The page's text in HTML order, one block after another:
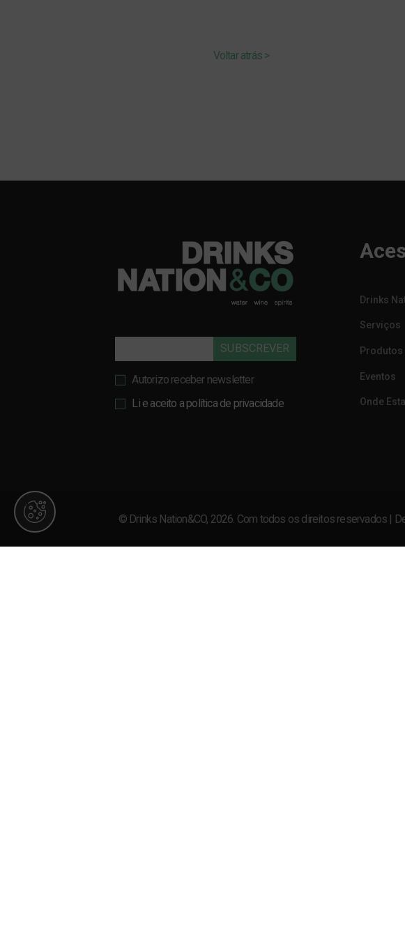
Voltar atrás >
SUBSCREVER
Autorizo receber newsletter
Li e aceito a política de privacidade
Drinks
Serviços
Produtos
Eventos
Onde
© Drinks Nation&CO, 2026. Com todos os direitos reservados |